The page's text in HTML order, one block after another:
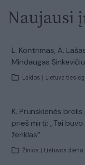
Naujausi
L. Kontrimas, A.
Mindaugas
Laidos Lietuva
K. Prunskienės
prieš mirtį: „Tai
ženklas“
Žinios Lietuvos diena